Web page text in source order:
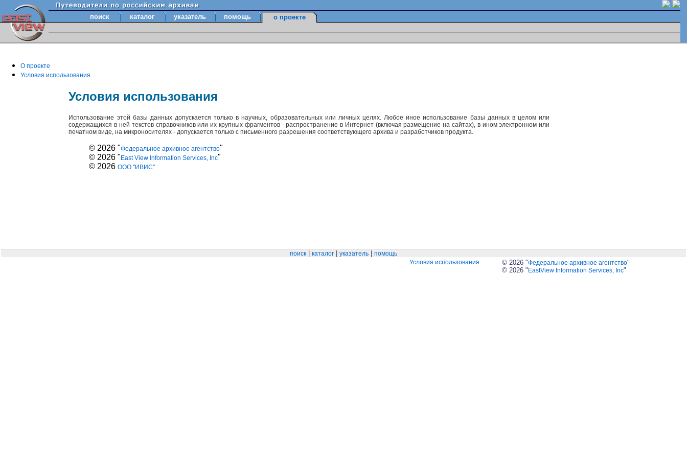
поиск каталог указатель помощь о проекте
О проекте
Условия использования
Условия использования
Использование этой базы данных допускается только в научных, образовательных или личных целях. Любое иное использование базы данных в целом или
содержащихся в ней текстов справочников или их крупных фрагментов - распространение в Интернет (включая размещение на сайтах), в ином электронном или
печатном виде, на микроносителях - допускается только с письменного разрешения соответствующего архива и разработчиков продукта.
© 2026 "Федеральное архивное агентство"
© 2026 " East View Information Services, Inc"
© 2026ООО "ИВИС"
поиск каталог указатель
помощь
Условия использования
© 2026 "Федеральное архивное агентство"
© 2026 " EastView Information Services, Inc"